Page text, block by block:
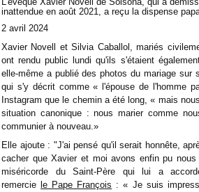
inattendue en août 2021, a reçu la dispense
2 avril 2024
Xavier Novell et Silvia Caballol, mariés
ont rendu public lundi qu'ils s'étaient
elle-même a publié des photos du mariage sur
qui s'y décrit comme « l'épouse de l'homme
Instagram que le chemin a été long, « mais
situation canonique : nous marier comme
communier à nouveau.»
Elle ajoute : "J'ai pensé qu'il serait honnête,
cacher que Xavier et moi avons enfin pu
miséricorde du Saint-Père qui lui a
remercie le Pape François : « Je suis